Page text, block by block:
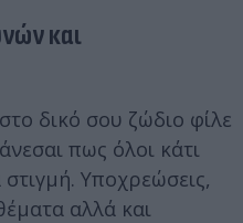
και
δικό σου ζώδιο φίλε
πως όλοι κάτι
Υποχρεώσεις,
αλλά και